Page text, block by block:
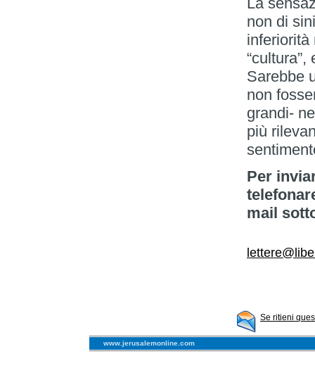
non di
inferiorità
Sarebbe
non
grandi-
più
Per
mail
Se ritieni
www.jerusalemonline.com